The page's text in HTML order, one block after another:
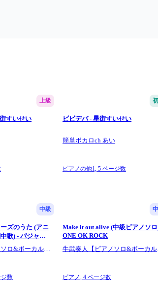
上級
すいせい ビビデバ - 星街すいせい
簡単ボカロch あい
ピアノの他1,5 ページ数
中級
ズのうた (アニ
歌) - パジャマ
ロ&ボーカルア
ジ数
Make it out alive (中級ピアノソ
ONE OK ROCK
牛武奏人【ピアノソロ&ボーカル
ピアノ,4 ページ数